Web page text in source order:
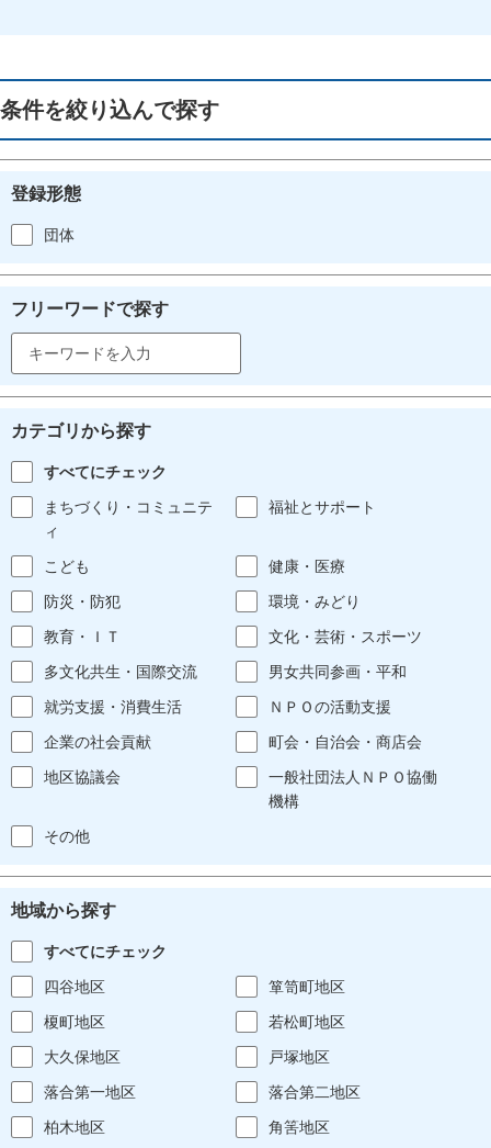
条件を絞り込んで探す
登録形態
団体
フリーワードで探す
カテゴリから探す
すべてにチェック
まちづくり・コミュニテ
ィ
福祉とサポート
こども
健康・医療
防災・防犯
環境・みどり
教育・ＩＴ
文化・芸術・スポーツ
多文化共生・国際交流
男女共同参画・平和
就労支援・消費生活
ＮＰＯの活動支援
企業の社会貢献
町会・自治会・商店会
地区協議会
一般社団法人ＮＰＯ協働
機構
その他
地域から探す
すべてにチェック
四谷地区
箪笥町地区
榎町地区
若松町地区
大久保地区
戸塚地区
落合第一地区
落合第二地区
柏木地区
角筈地区